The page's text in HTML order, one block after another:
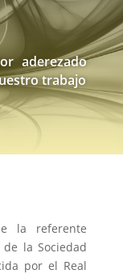
aderezado
trabajo
la referente
la Sociedad
por el Real